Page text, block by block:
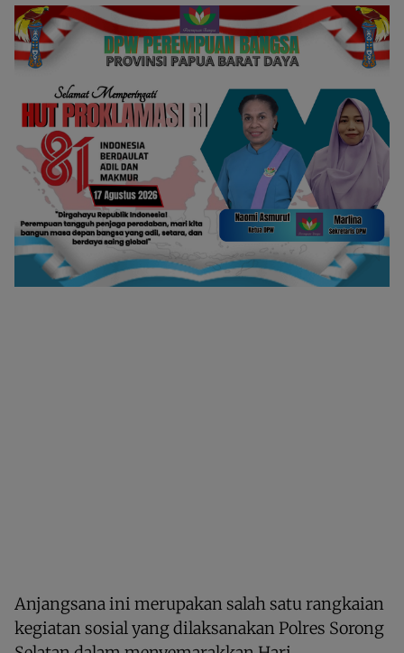
Anjangsana ini merupakan salah satu rangkaian
kegiatan sosial yang dilaksanakan Polres Sorong